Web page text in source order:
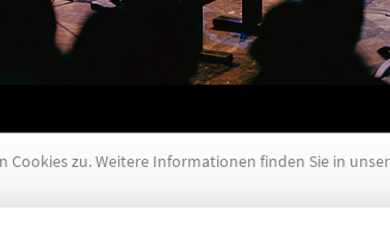
Cookies zu. Weitere Informationen finden Sie in